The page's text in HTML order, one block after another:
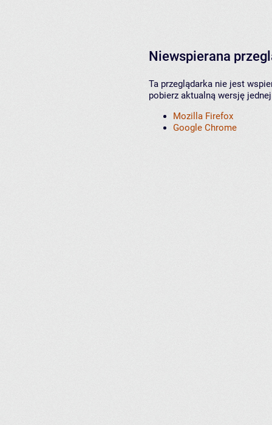
Niewspierana
Ta przeglądarka nie jest
pobierz aktualną wersję
Mozilla Firefox
Google Chrome